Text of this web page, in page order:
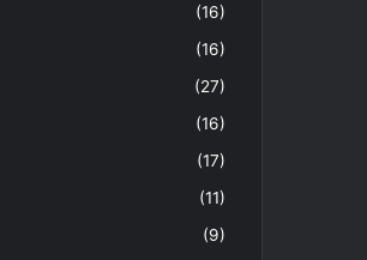
(16)
(16)
(27)
(16)
(17)
(11)
(9)